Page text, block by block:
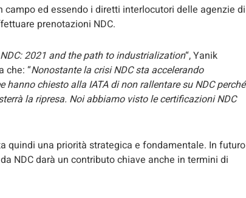
ed essendo i diretti interlocutori delle agenzie di
prenotazioni NDC.
NDC: 2021 and the path to industrialization“, Yanik
che: “Nonostante la crisi NDC sta accelerando
chiesto alla IATA di non rallentare su NDC perché
la ripresa. Noi abbiamo visto le certificazioni NDC
quindi una priorità strategica e fondamentale. In futuro
NDC darà un contributo chiave anche in termini di